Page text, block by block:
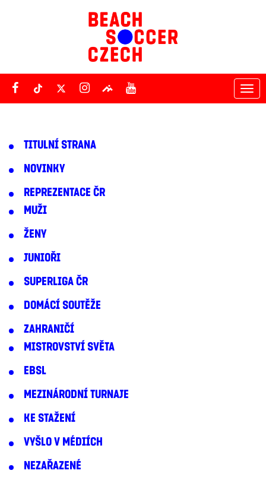
TITULNÍ STRANA
NOVINKY
REPREZENTACE ČR
MUŽI
ŽENY
JUNIOŘI
SUPERLIGA ČR
DOMÁCÍ SOUTĚŽE
ZAHRANIČÍ
MISTROVSTVÍ SVĚTA
EBSL
MEZINÁRODNÍ TURNAJE
KE STAŽENÍ
VYŠLO V MÉDIÍCH
NEZAŘAZENÉ